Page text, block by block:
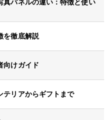
真パネルの違い：特徴と使い
を徹底解説
向けガイド
テリアからギフトまで